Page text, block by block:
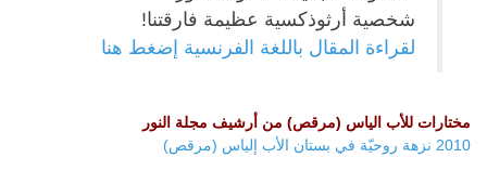
شخصية أرثوذكسية عظيمة فارقتنا!
لقراءة المقال باللغة الفرنسية إضغط هنا
مختارات للأب الياس (مرقص) من أرشيف مجلة النور
2010 نزهة روحيّة في بستان الأب إلياس (مرقص)